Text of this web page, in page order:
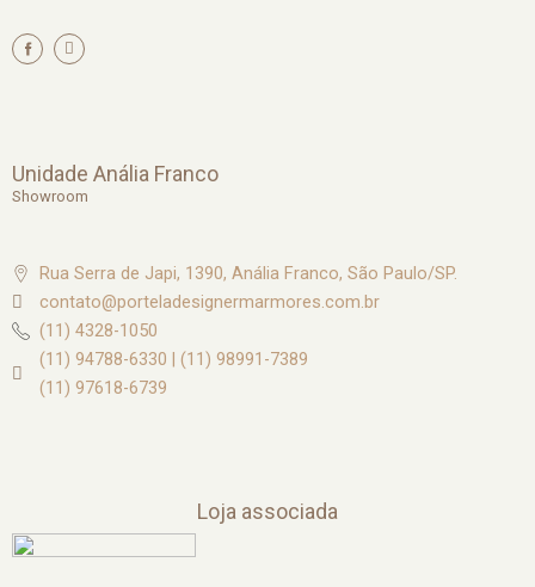
I
n
s
m
Unidade Anália Franco
Showroom
Rua Serra de Japi, 1390, Anália Franco, São Paulo/SP.
contato@porteladesignermarmores.com.br
(11) 4328-1050
(11) 94788-6330 | (11) 98991-7389
(11) 97618-6739
Loja associada